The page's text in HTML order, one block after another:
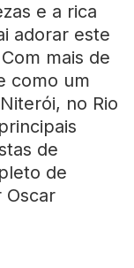
e a rica
adorar este
mais de
como um
no Rio
de
de
Oscar